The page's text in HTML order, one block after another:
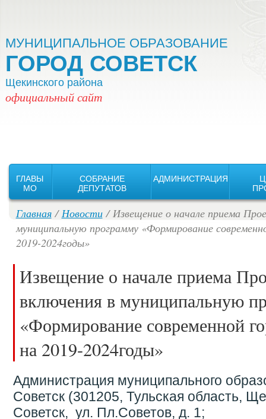
МУНИЦИПАЛЬНОЕ ОБРАЗОВАНИЕ
ГОРОД СОВЕТСК
Щекинского района
официальный сайт
ГЛАВЫ
MO
СОБРАНИЕ
ДЕПУТАТОВ
АДМИНИСТРАЦИЯ
Главная/Новости/ Извещение о начале приема
муниципальную программу «Формирование
2019-2024годы»
Извещение о начале приема
включения в муниципальную
«Формирование современной
на 2019-2024годы»
Администрация муниципального
Советск (301205, Тульская область,
Советск, ул. Пл.Советов, д. 1;